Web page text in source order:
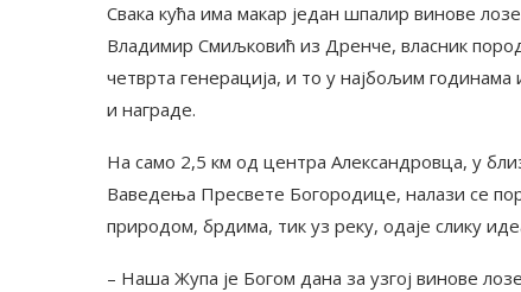
Свака кућа има макар један шпалир винове
Владимир Смиљковић из Дренче, власник
четврта генерација, и то у најбољим
и награде.
На само 2,5 км од центра Александровца, у
Ваведења Пресвете Богородице, налази се
природом, брдима, тик уз реку, одаје слику
– Наша Жупа је Богом дана за узгој винове